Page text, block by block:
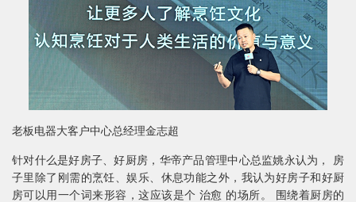
老板电器大客户中心总经理金志超
针对什么是好房子、好厨房，华帝产品管理中心总监姚永认为， 房
子里除了刚需的烹饪、娱乐、休息功能之外，我认为好房子和好厨
房可以用一个词来形容，这应该是个 治愈 的场所。 围绕着厨房的